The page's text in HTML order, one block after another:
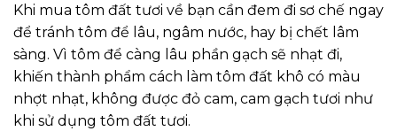
Khi mua tôm đất tươi về bạn cần đem đi sơ chế ngay
để tránh tôm để lâu, ngâm nước, hay bị chết lâm
sàng. Vì tôm để càng lâu phần gạch sẽ nhạt đi,
khiến thành phẩm cách làm tôm đất khô có màu
nhợt nhạt, không được đỏ cam, cam gạch tươi như
khi sử dụng tôm đất tươi.